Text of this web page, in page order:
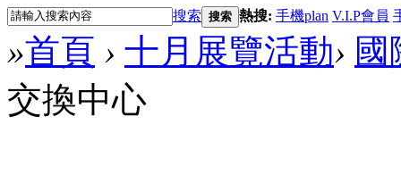
搜索 搜索 熱搜: 手機plan V.I.P會員
»首頁 › 十月展覽活動› 國
交換中心